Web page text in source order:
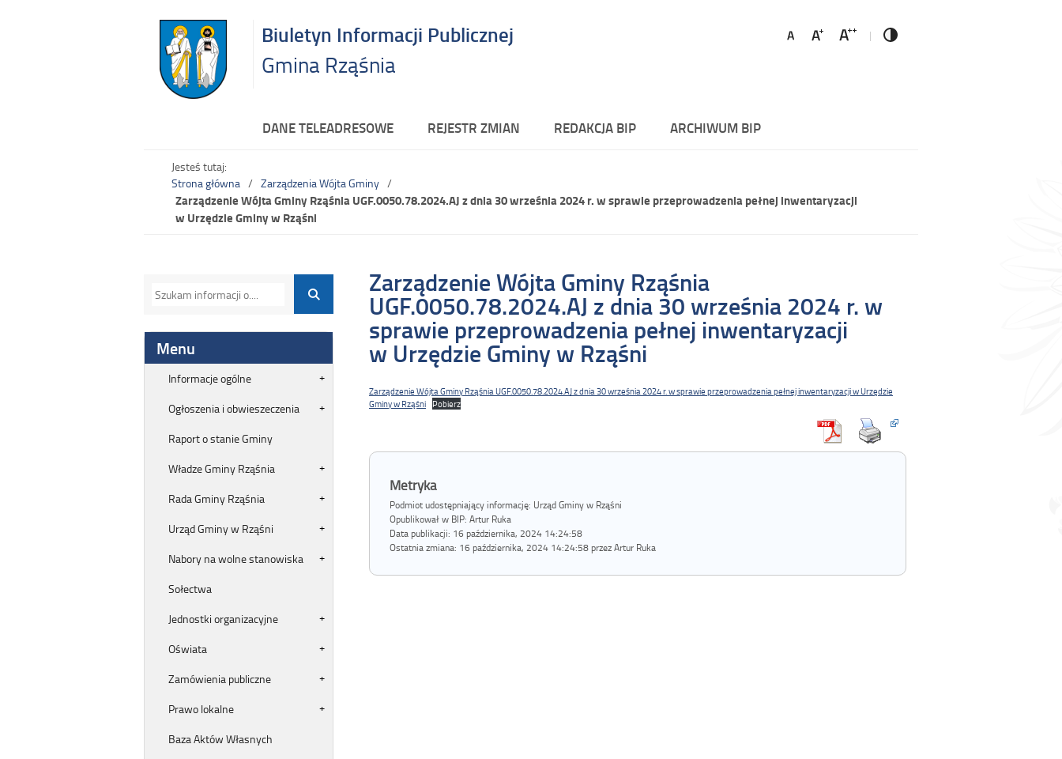
Biuletyn Informacji Publicznej
Gmina Rząśnia
DANE TELEADRESOWE REJESTR ZMIAN REDAKCJA BIP ARCHIWUM BIP
Jesteś tutaj:
Strona główna
Zarządzenia Wójta Gminy
Zarządzenie Wójta Gminy Rząśnia UGF.0050.78.2024.AJ z dnia 30 września 2024 r. w sprawie przeprowadzenia pełnej inwentaryzacji
w Urzędzie Gminy w Rząśni
Menu
Informacje ogólne
Ogłoszenia i obwieszeczenia
Raport o stanie Gminy
Władze Gminy Rząśnia
Rada Gminy Rząśnia
Urząd Gminy w Rząśni
Nabory na wolne stanowiska
Sołectwa
Jednostki organizacyjne
Oświata
Zamówienia publiczne
Prawo lokalne
Baza Aktów Własnych
Zarządzenie Wójta Gminy Rząśnia
UGF.0050.78.2024.AJ z dnia 30 września 2024 r. w
sprawie przeprowadzenia pełnej inwentaryzacji
w Urzędzie Gminy w Rząśni
Zarządzenie Wójta Gminy Rząśnia UGF.0050.78.2024.AJ z dnia 30 września 2024 r. w sprawie przeprowadzenia pełnej inwentaryzacji w Urzędzie
Gminy w Rząśni Pobierz
Metryka
Podmiot udostępniający informację: Urząd Gminy w Rząśni
Opublikował w BIP: Artur Ruka
Data publikacji: 16 października, 2024 14:24:58
Ostatnia zmiana: 16 października, 2024 14:24:58 przez Artur Ruka